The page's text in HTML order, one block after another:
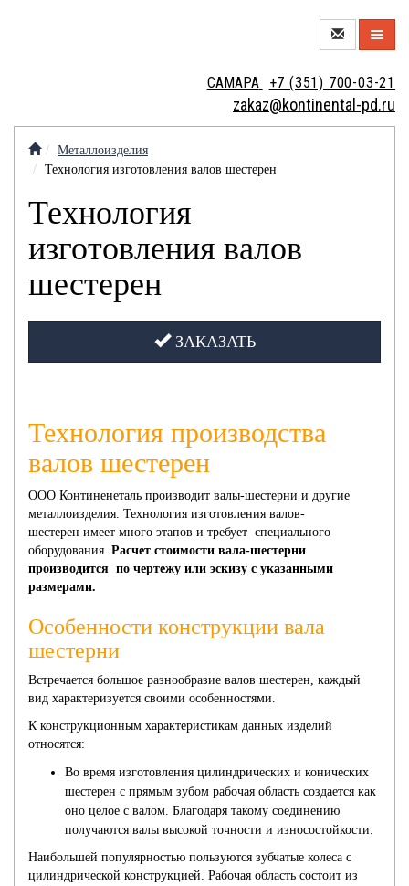
САМАРА +7 (351) 700-03-21
zakaz@kontinental-pd.ru
НОВЫЙ
ЦЕХ
МЕТАЛЛОТОРГОВЛЯ
МЕТАЛЛООБРАБОТКА
МЕТАЛЛОИЗДЕЛИЯ
КОНТАКТЫ
Металлоизделия
Технология изготовления валов шестерен
Технология
изготовления валов
шестерен
ЗАКАЗАТЬ
Технология производства
валов шестерен
ООО Континенеталь производит валы-шестерни и другие
металлоизделия. Технология изготовления валов-
шестерен имеет много этапов и требует специального
оборудования. Расчет стоимости вала-шестерни
производится по чертежу или эскизу с указанными
размерами.
Особенности конструкции вала
шестерни
Встречается большое разнообразие валов шестерен, каждый
вид характеризуется своими особенностями.
К конструкционным характеристикам данных изделий
относятся:
Во время изготовления цилиндрических и конических
шестерен с прямым зубом рабочая область создается как
оно целое с валом. Благодаря такому соединению
получаются валы высокой точности и износостойкости.
Наибольшей популярностью пользуются зубчатые колеса с
цилиндрической конструкцией. Рабочая область состоит из